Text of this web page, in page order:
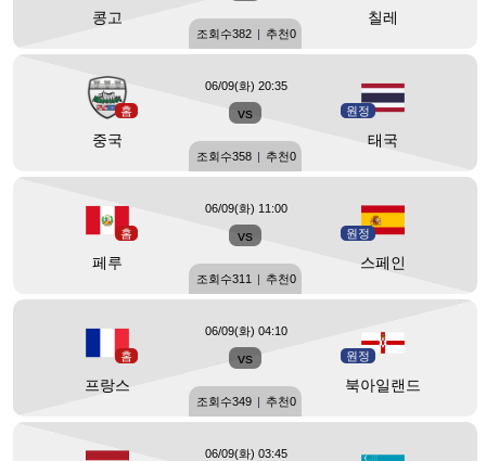
콩고 칠레
조회수382 | 추천0
홈
중국
vs 원정
태국
06/09(화) 20:35
조회수358 | 추천0
홈
페루
vs 원정
스페인
06/09(화) 11:00
조회수311 | 추천0
홈
프랑스
vs 원정
북아일랜드
06/09(화) 04:10
조회수349 | 추천0
06/09(화) 03:45